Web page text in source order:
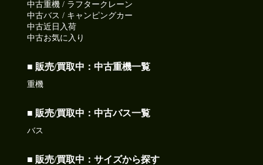
中古重機 / ラフタークレーン
中古バス / キャンピングカー
中古近日入荷
中古お気に入り
■ 販売/買取中：中古重機一覧
重機
■ 販売/買取中：中古バス一覧
バス
■ 販売/買取中：サイズから探す